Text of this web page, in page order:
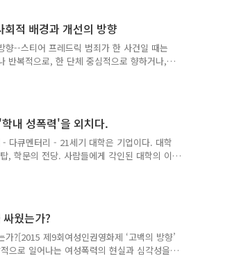
이가 생기면 원하든 원치 않든 직업을 버리
다. 물론 개인의 선택에 달린 문제이지만 정
.또 딸은 “시집가는거 아니야, 결혼하는 거
적 배경과 개선의 방향
향--스티어 프레드릭 범죄가 한 사건일 때는
반복적으로, 한 단체 중심적으로 향하거나,
문제를 고려할 수밖에 없다. 학대를 당하는
동가인 샬롯 켐벨 스테판 (Charlotte
에서의 수많은 성폭행 사건들을 모두살펴
을 내릴 수밖에 없다. 재판 때 한 피고 측 변
행위는 법정 모독이자 사법 방해죄였다..
내 성폭력'을 외치다.
- 다큐멘터리 - 21세기 대학은 기업이다. 대학
, 학문의 전당. 사람들에게 각인된 대학의 이
터 시작된다. 사회가 시장 자본주의 속에서
학은 언제까지나 정결하게 제 자리를 지킬 것
‘인 서울’이라는 말로 대표되는 서열화된 대
열의 대학에 입학하고자 노력해야만 한다.
르쳐주는가 보다는 해당 대학을 졸업하면 사
웠는가?
?[2015 제9회여성인권영화제 ‘고백의 방향’
으로 일어나는 여성폭력의 현실과 심각성을
하는 문화를 확산하기 위해 한국여성의전화